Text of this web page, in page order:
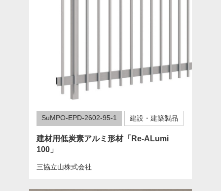
SuMPO-EPD-2602-95-1 建設・建築製品
建材用低炭素アルミ形材「Re-ALumi
100」
三協立山株式会社